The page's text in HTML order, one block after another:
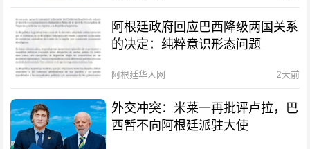
阿根廷政府回应巴西降级两国关系
的决定：纯粹意识形态问题
阿根廷华人网 2天前
外交冲突：米莱一再批评卢拉，巴
西暂不向阿根廷派驻大使